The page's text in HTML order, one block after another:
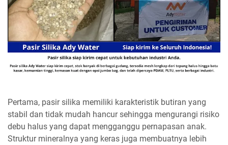
Pertama, pasir silika memiliki karakteristik butiran yang
stabil dan tidak mudah hancur sehingga mengurangi risiko
debu halus yang dapat mengganggu pernapasan anak.
Struktur mineralnya yang keras juga membuatnya lebih